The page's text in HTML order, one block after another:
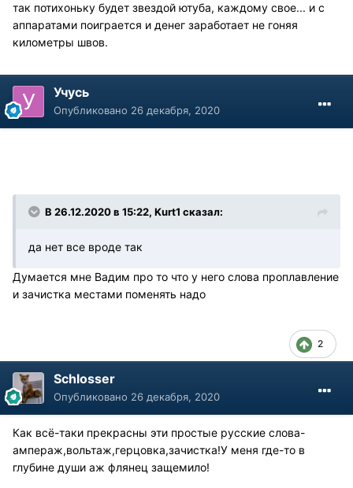
так потихоньку будет звездой ютуба, каждому свое... и с
аппаратами поиграется и денег заработает не гоняя
километры швов.
Учусь
Опубликовано 26 декабря, 2020
В 26.12.2020 в 15:22, Kurt1 сказал:
да нет все вроде так
Думается мне Вадим про то что у него слова проплавление
и зачистка местами поменять надо
2
Schlosser
Опубликовано 26 декабря, 2020
Как всё-таки прекрасны эти простые русские слова-
ампераж,вольтаж,герцовка,зачистка!У меня где-то в
глубине души аж флянец защемило!